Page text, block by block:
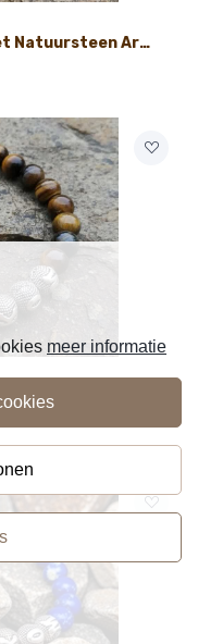
Handgemaakte Turkoois Bakeliet Natuursteen Armband met Naam 8mm
meer informatie